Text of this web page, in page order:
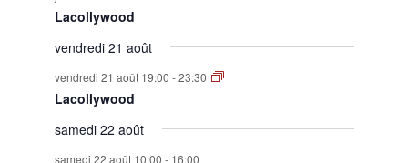
Lacollywood
vendredi 21 août
vendredi 21 août 19:00 -23:30
Lacollywood
samedi 22 août
samedi 22 août 10:00 - 16:00